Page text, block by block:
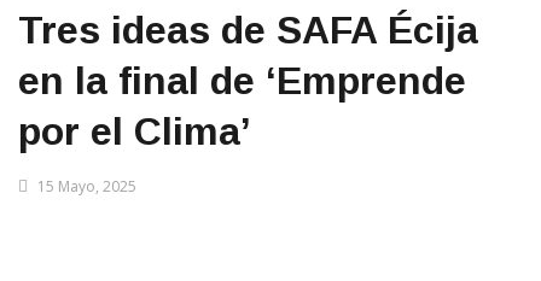
Tres ideas de SAFA Écija
en la final de ‘Emprende
por el Clima’
15 Mayo, 2025